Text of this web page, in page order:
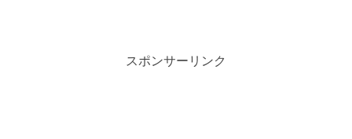
スポンサーリンク